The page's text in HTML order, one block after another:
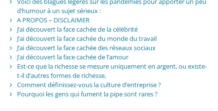
d’humour à un sujet sérieux :
A PROPOS – DISCLAIMER
J’ai découvert la face cachée de la célébrité
J’ai découvert la face cachée du monde du travail
J’ai découvert la face cachée des réseaux sociaux
J’ai découvert la face cachée de l’amour
Est-ce que la richesse se mesure uniquement en argent, ou existe-
t-il d’autres formes de richesse,
Comment définissez-vous la culture d’entreprise ?
Pourquoi les gens qui fument la pipe sont rares ?